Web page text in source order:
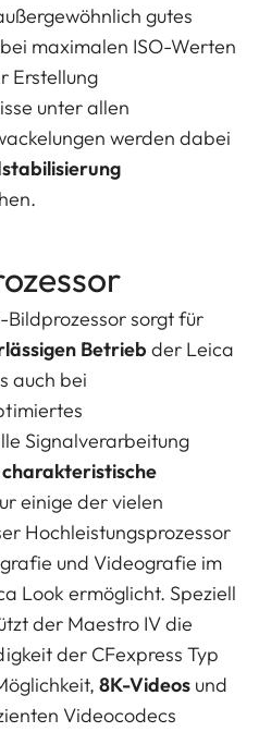
gutes
maximalen ISO-Werten
Erstellung
unter allen
werden dabei
sorgt für
Betrieb der Leica
auch bei
Signalverarbeitung
einige der vielen
Hochleistungsprozessor
und Videografie im
Look ermöglicht. Speziell
der Maestro IV die
der CFexpress Typ
8K-Videos und
Videocodecs